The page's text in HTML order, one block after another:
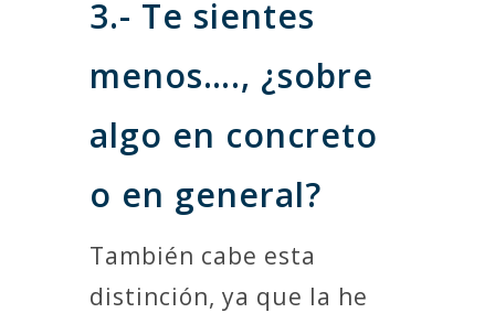
3.- Te sientes
menos…., ¿sobre
algo en concreto
o en general?
También cabe esta
distinción, ya que la he